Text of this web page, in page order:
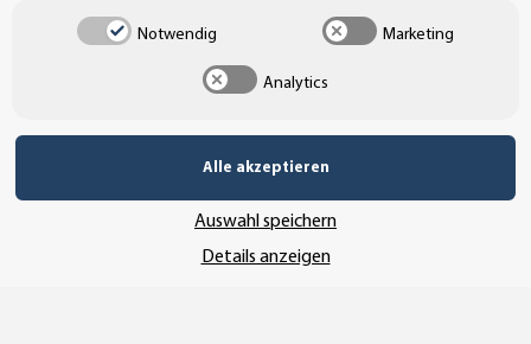
UNSER AFFILIATE-PROGRAMM
UNSERE ZAHLUNGSARTEN*
SSL-Verschlüsselung
Notwendig Marketing
Analytics
Alle akzeptieren
Auswahl speichern
Details anzeigen